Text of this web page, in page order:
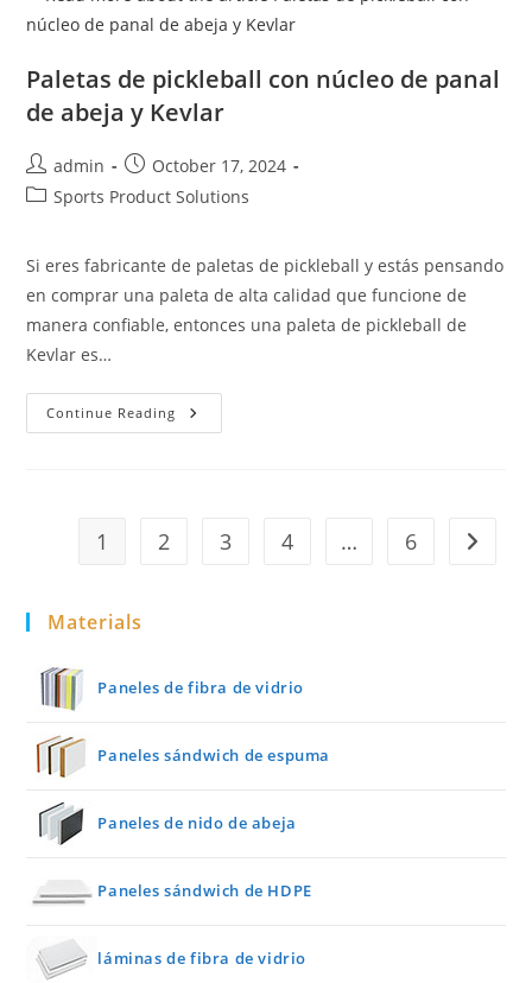
Paletas de pickleball con núcleo de panal
de abeja y Kevlar
Post
author:
admin
Post
published:
October 17, 2024
PostSports Product Solutions
Si eres fabricante de paletas de pickleball y estás pensando
en comprar una paleta de alta calidad que funcione de
manera confiable, entonces una paleta de pickleball de
Kevlar es…
Continue Reading Paletas
De
Abeja
1 2 3 4 … 6 Go to
Materials
Paneles de fibra de vidrio
Paneles sándwich de espuma
Paneles de nido de abeja
Paneles sándwich de HDPE
láminas de fibra de vidrio